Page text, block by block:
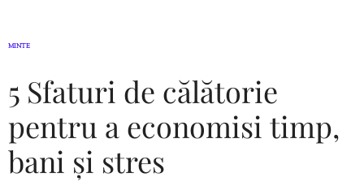
MINTE
5 Sfaturi de călătorie
pentru a economisi timp,
bani și stres